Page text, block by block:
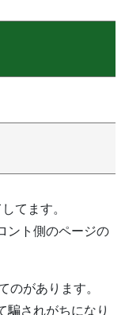
てます。
ント側のページの
のがあります。
騙されがちになり